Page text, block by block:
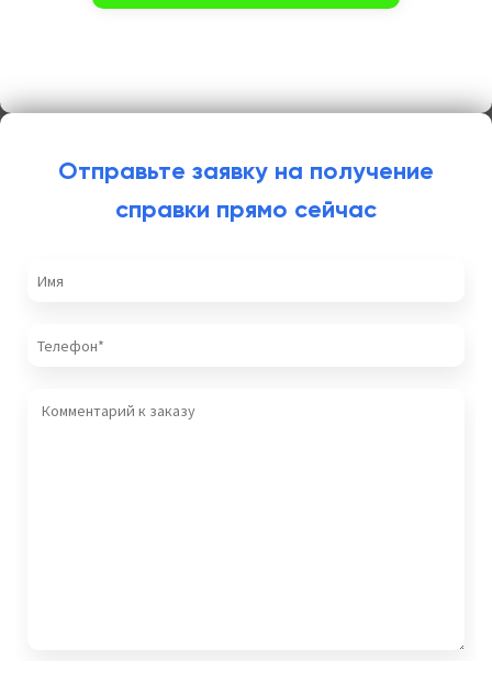
Отправьте заявку на получение
справки прямо сейчас